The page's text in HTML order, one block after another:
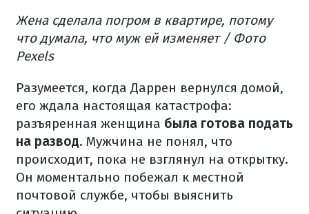
Жена сделала погром в квартире, потому
что думала, что муж ей изменяет / Фото
Pexels
Разумеется, когда Даррен вернулся домой,
его ждала настоящая катастрофа:
разъяренная женщина была готова подать
на развод. Мужчина не понял, что
происходит, пока не взглянул на открытку.
Он моментально побежал к местной
почтовой службе, чтобы выяснить